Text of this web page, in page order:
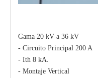
Gama 20 kV a 36 kV
- Circuito Principal 200 A
- Ith 8 kA.
- Montaje Vertical